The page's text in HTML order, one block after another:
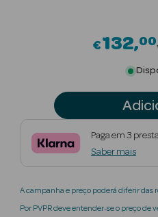
Beauty Season
Beauty Season
Beauty Season
Beauty Season
€132 00
Paga em 3
Saber mais
A campanha e preço poderá diferir das
Por PVPR deve entender-se o preço